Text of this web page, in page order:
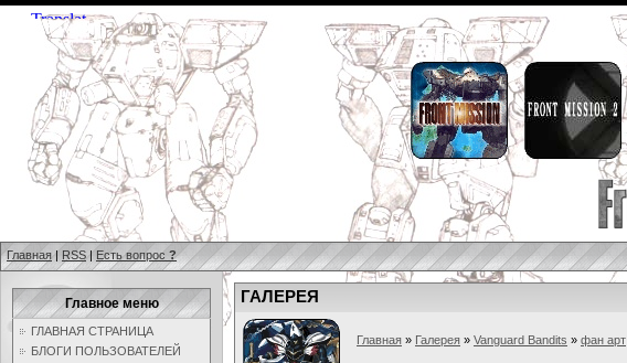
Главная | RSS | Есть вопрос ?
Главное меню
ГЛАВНАЯ СТРАНИЦА
БЛОГИ ПОЛЬЗОВАТЕЛЕЙ
ГАЛЕРЕЯ
Главная » Галерея » Vanguard Bandits » фан арт